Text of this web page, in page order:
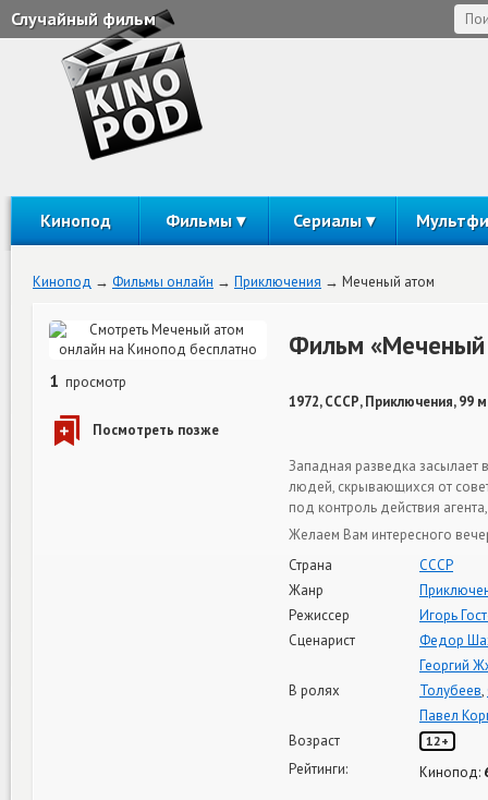
Случайный фильм
Кинопод Фильмы Сериалы
Кинопод Фильмы онлайн Приключения Меченый атом
1 просмотр
Фильм «Меченый
1972, СССР, Приключения, 99
Западная разведка
людей, скрывающихся от
под контроль действия
Желаем Вам интересного
Страна
СССР
Жанр
Режиссер
Игорь
Сценарист
Федор
В ролях
Георгий
Толубеев,
Павел
Возраст
12+
Рейтинги: Кинопод: